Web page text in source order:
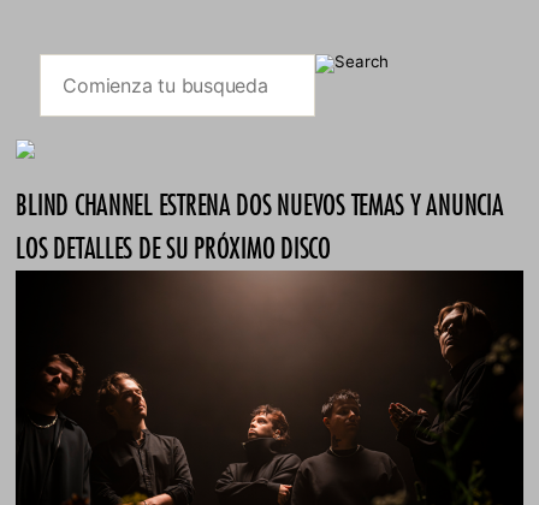
BLIND CHANNEL ESTRENA DOS NUEVOS TEMAS Y ANUNCIA
LOS DETALLES DE SU PRÓXIMO DISCO